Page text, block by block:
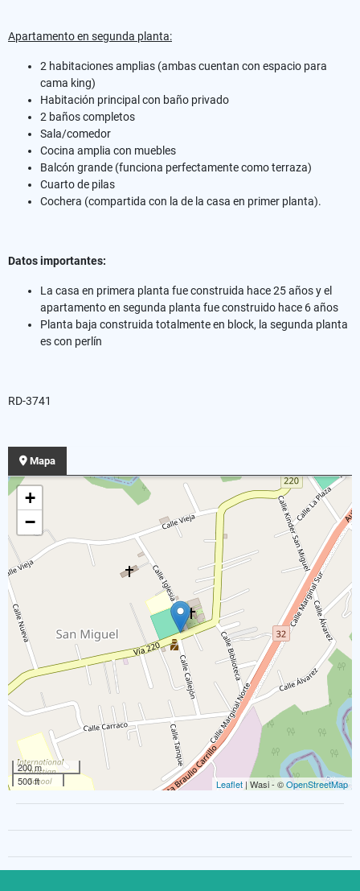
Apartamento en segunda planta:
2 habitaciones amplias (ambas cuentan con espacio para
cama king)
Habitación principal con baño privado
2 baños completos
Sala/comedor
Cocina amplia con muebles
Balcón grande (funciona perfectamente como terraza)
Cuarto de pilas
Cochera (compartida con la de la casa en primer planta).
Datos importantes:
La casa en primera planta fue construida hace 25 años y el
apartamento en segunda planta fue construido hace 6 años
Planta baja construida totalmente en block, la segunda planta
es con perlín
RD-3741
Mapa
+
−
200 m
500 ft
Leaflet | Wasi - ©OpenStreetMap